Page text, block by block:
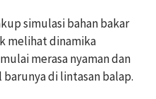
simulasi bahan bakar
melihat dinamika
merasa nyaman dan
di lintasan balap.